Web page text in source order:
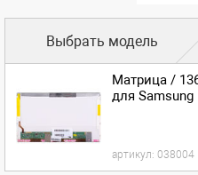
Выбрать модель
Матрица /
для Samsung
артикул: 038004